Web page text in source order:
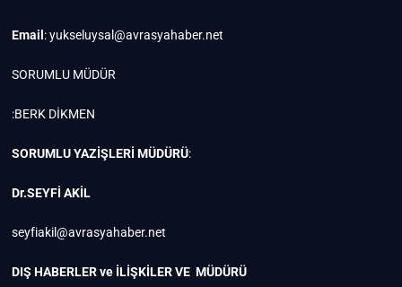
Email :yukseluysal@avrasyahaber.net
SORUMLU MÜDÜR
:BERK DİKMEN
SORUMLU YAZİŞLERİ MÜDÜRÜ:
Dr.SEYFİ AKİL
seyfiakil@avrasyahaber.net
DIŞ HABERLER ve İLİŞKİLER VE MÜDÜRÜ